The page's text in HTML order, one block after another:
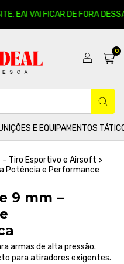
EAI VAI FICAR DE FORA
0
E EQUIPAMENTOS
– Tiro Esportivo e Airsoft >
Potência e Performance
9 mm –
armas de alta pressão.
para atiradores exigentes.